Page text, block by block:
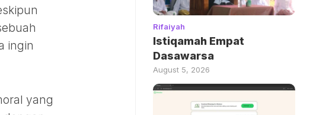
ingin
yang
Rifaiyah
Istiqamah Empat
Dasawarsa
August 5, 2026